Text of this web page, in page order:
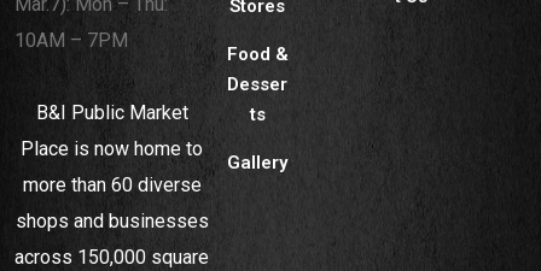
10AM – 7PM
B&I Public Market
Place is now home to
more than 60 diverse
shops and businesses
across 150,000 square
Stores
Food &
Desser
ts
Gallery